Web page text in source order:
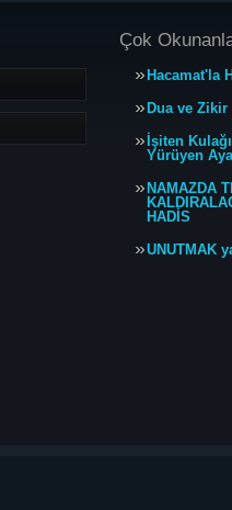
Çok
Hacamat'la
Dua ve
İşiten
Yürüyen
NAMAZDA
HADİS
UNUTMAK